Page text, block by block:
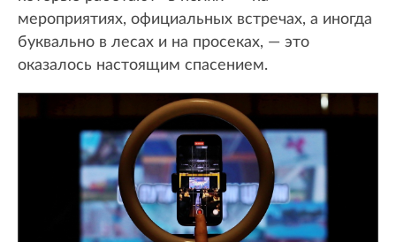
мероприятиях, официальных встречах, а иногда
буквально в лесах и на просеках, — это
оказалось настоящим спасением.